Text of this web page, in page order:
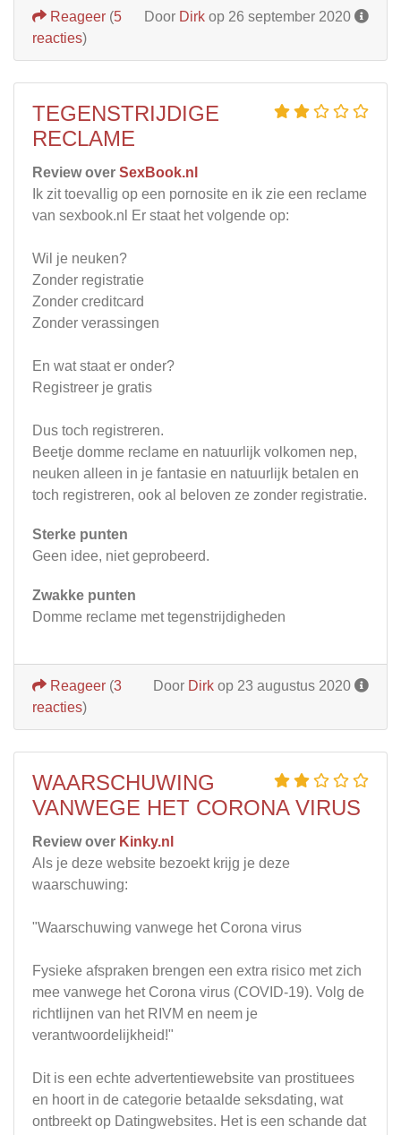
Door Dirk op 26 september 2020
Reageer (5
reacties)
TEGENSTRIJDIGE
RECLAME
Review over SexBook.nl
Ik zit toevallig op een pornosite en ik zie een reclame
van sexbook.nl Er staat het volgende op:
Wil je neuken?
Zonder registratie
Zonder creditcard
Zonder verassingen
En wat staat er onder?
Registreer je gratis
Dus toch registreren.
Beetje domme reclame en natuurlijk volkomen nep,
neuken alleen in je fantasie en natuurlijk betalen en
toch registreren, ook al beloven ze zonder registratie.
Sterke punten
Geen idee, niet geprobeerd.
Zwakke punten
Domme reclame met tegenstrijdigheden
Door Dirk op 23 augustus 2020
Reageer (3
reacties)
WAARSCHUWING
VANWEGE HET CORONA VIRUS
Review over Kinky.nl
Als je deze website bezoekt krijg je deze
waarschuwing:
"Waarschuwing vanwege het Corona virus
Fysieke afspraken brengen een extra risico met zich
mee vanwege het Corona virus (COVID-19). Volg de
richtlijnen van het RIVM en neem je
verantwoordelijkheid!"
Dit is een echte advertentiewebsite van prostituees
en hoort in de categorie betaalde seksdating, wat
ontbreekt op Datingwebsites. Het is een schande dat